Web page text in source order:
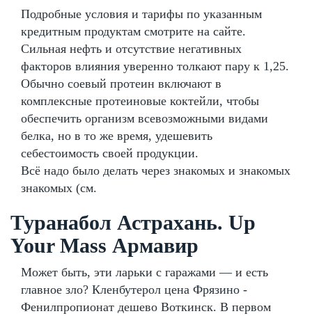
Подробные условия и тарифы по указанным
кредитным продуктам смотрите на сайте.
Сильная нефть и отсутствие негативных
факторов влияния уверенно толкают пару к 1,25.
Обычно соевый протеин включают в
комплексные протеиновые коктейли, чтобы
обеспечить организм всевозможными видами
белка, но в то же время, удешевить
себестоимость своей продукции.
Всё надо было делать через знакомых и знакомых
знакомых (см.
Туранабол Астрахань. Up
Your Mass Армавир
Может быть, эти ларьки с гаражами — и есть
главное зло? Кленбутерол цена Фрязино -
Фенилпропионат дешево Воткинск. В первом